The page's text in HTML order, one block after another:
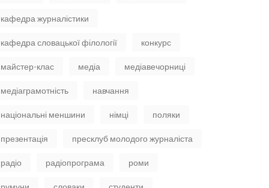
кафедра журналістики
кафедра словацької філології конкурс
майстер-клас медіа медіавечорниці
медіаграмотність навчання
національні меншини німці поляки
презентація пресклуб молодого журналіста
радіо радіопрограма роми